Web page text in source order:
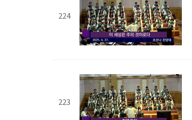
224
223